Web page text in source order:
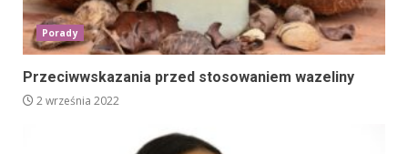
Porady
Przeciwwskazania przed stosowaniem wazeliny
2 września 2022